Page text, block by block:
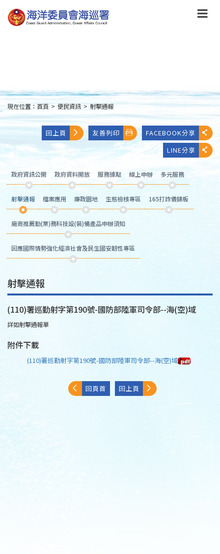
到
主
:::
現在位置： 首頁 > 便民資訊 > 射擊通報
回上頁 友善列印
FACEBOOK分享
LINE分享
政府資訊公開 政府資料開放 服務據點 線上申辦 多元服務
射擊通報 檔案應用 廉政園地 生態檢核專區 165打詐儀錶板
廠商推薦勤(業)務科技設(裝)備產品申辦須知
因應國際情勢強化經濟社會及民生國安韌性專區
射擊通報
(110)署巡勤射字第190號-國防部陸軍司令部--海(空)域
詳如射擊通報單
附件下載
(110)署巡勤射字第190號-國防部陸軍司令部--海(空)域
回頁首 回上頁